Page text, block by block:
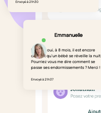
Envoyé à 21h30
Emmanuelle
Bonjour, oui, à 8 mois, il est encore
courant qu'un bébé se réveille la nuit.
Pourriez vous me dire comment se
passe ses endormissements ? Merci !
Envoyé à 21h37